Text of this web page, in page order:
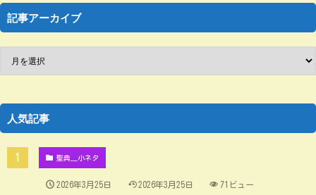
記事アーカイブ
人気記事
聖典＿小ネタ
2026年3月25日 2026年3月25日 71ビュー